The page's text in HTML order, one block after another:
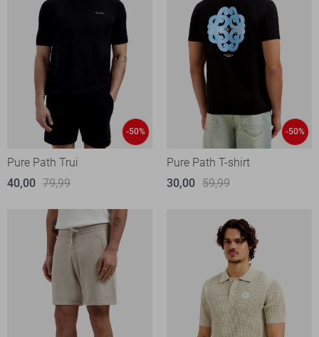
-50%
Pure Path Trui
40,00 79,99
-50%
Pure Path T-shirt
30,00 59,99